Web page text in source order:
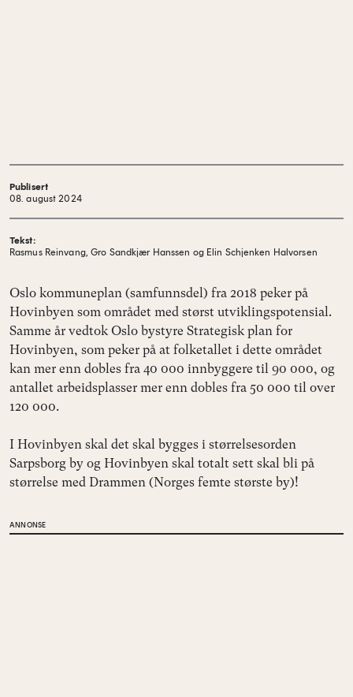
Publisert
08. august 2024
Tekst:
Rasmus Reinvang, Gro Sandkjær Hanssen og Elin Schjenken Halvorsen
Oslo kommuneplan (samfunnsdel) fra 2018 peker på
Hovinbyen som området med størst utviklingspotensial.
Samme år vedtok Oslo bystyre Strategisk plan for
Hovinbyen, som peker på at folketallet i dette området
kan mer enn dobles fra 40 000 innbyggere til 90 000, og
antallet arbeidsplasser mer enn dobles fra 50 000 til over
120 000.
I Hovinbyen skal det skal bygges i størrelsesorden
Sarpsborg by og Hovinbyen skal totalt sett skal bli på
størrelse med Drammen (Norges femte største by)!
ANNONSE